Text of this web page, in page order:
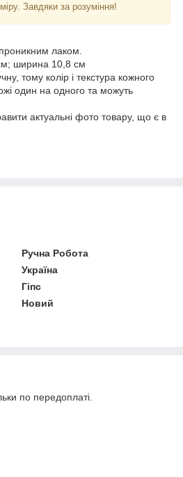
Завдяки за розуміння!
лаком.
ширина 10,8 см
тому колір і текстура кожного
один на одного та можуть
актуальні фото товару, що є в
Ручна Робота
Україна
Гіпс
Новий
по передоплаті.